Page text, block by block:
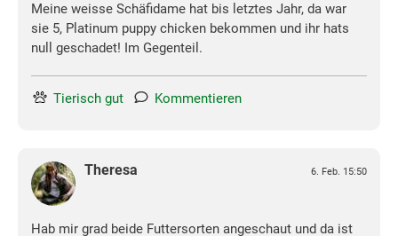
Meine weisse Schäfidame hat bis letztes Jahr, da war
sie 5, Platinum puppy chicken bekommen und ihr hats
null geschadet! Im Gegenteil.
Tierisch gut Kommentieren
Theresa 6. Feb. 15:50
Hab mir grad beide Futtersorten angeschaut und da ist